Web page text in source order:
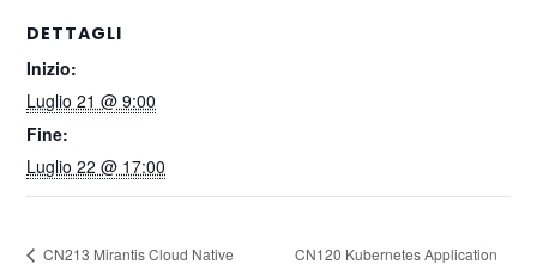
DETTAGLI
Inizio:
Luglio 21 @ 9:00
Fine:
Luglio 22 @ 17:00
CN213 Mirantis Cloud Native
CN120 Kubernetes Application